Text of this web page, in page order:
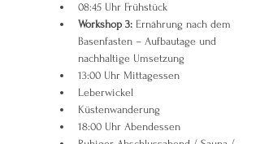
08:45 Uhr Frühstück
Workshop 3: Ernährung nach dem
Basenfasten – Aufbautage und
nachhaltige Umsetzung
13:00 Uhr Mittagessen
Leberwickel
Küstenwanderung
18:00 Uhr Abendessen